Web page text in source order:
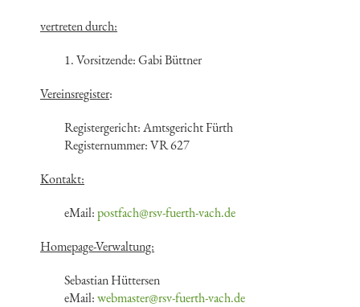
vertreten durch:
1. Vorsitzende: Gabi Büttner
Vereinsregister:
Registergericht: Amtsgericht Fürth
Registernummer: VR 627
Kontakt:
eMail:postfach@rsv-fuerth-vach.de
Homepage-Verwaltung:
Sebastian Hüttersen
eMail:webmaster@rsv-fuerth-vach.de